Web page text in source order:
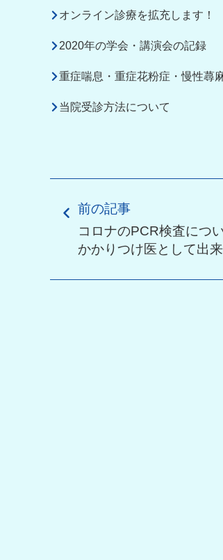
オンライン診療を拡充します！
2020年の学会・講演会の記録
重症喘息・重症花粉症・慢性蕁
当院受診方法について
前の記事
コロナのPCR検査につ
かかりつけ医として出来